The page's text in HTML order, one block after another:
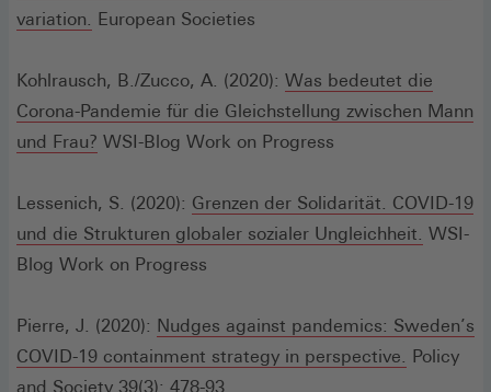
variation.
(Öffnet
einem
neuen
Fenster)
European Societies
Kohlrausch, B./Zucco, A. (2020): Was bedeutet die
Corona-Pandemie für die Gleichstellung zwischen Mann
und Frau? WSI-Blog Work on Progress
Lessenich, S. (2020): Grenzen der Solidarität. COVID-19
und die Strukturen globaler sozialer Ungleichheit. WSI-
Blog Work on Progress
Pierre, J. (2020): Nudges against pandemics: Sweden’s
COVID-19 containment strategy in perspective.
(Öffnet
Policy
and Society 39(3): 478-93